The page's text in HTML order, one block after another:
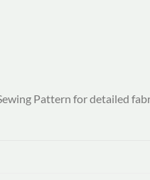
Pattern for detailed